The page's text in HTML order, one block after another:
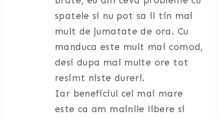
spatele si nu pot sa il tin mai
mult de jumatate de ora. Cu
manduca este mult mai comod,
desi dupa mai multe ore tot
resimt niste dureri.
Iar beneficiul cel mai mare
este ca am mainile libere si